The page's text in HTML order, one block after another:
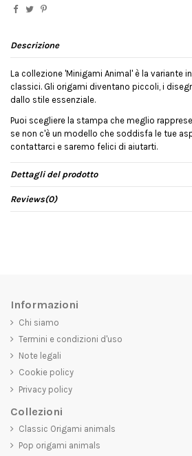
Descrizione
La collezione 'Minigami Animal' è la variante
classici. Gli origami diventano piccoli, i
dallo stile essenziale.
Puoi scegliere la stampa che meglio
se non c'è un modello che soddisfa le tue
contattarci e saremo felici di aiutarti.
Dettagli del prodotto
Reviews(0)
Informazioni
Chi siamo
Termini e condizioni d'uso
Note legali
Cookie policy
Privacy policy
Collezioni
Classic Origami animals
Pop origami animals